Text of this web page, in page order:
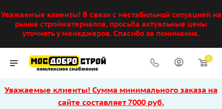
Уважаемые клиенты! В связи с нестабильной ситуацией на
рынке стройматериалов, просьба актуальные цены
уточнять у менеджеров. Спасибо за понимание.
0
Уважаемые клиенты! Сумма минимального заказа на
сайте составляет 7000 руб.